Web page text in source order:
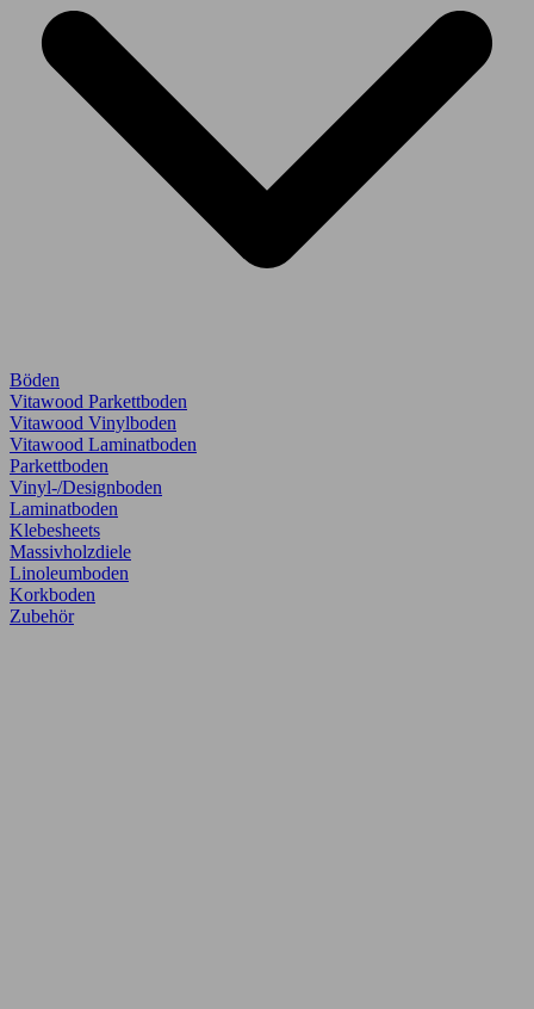
Böden
Vitawood Parkettboden
Vitawood Vinylboden
Vitawood Laminatboden
Parkettboden
Vinyl-/Designboden
Laminatboden
Klebesheets
Massivholzdiele
Linoleumboden
Korkboden
Zubehör